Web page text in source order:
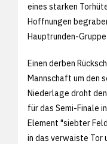
eines starken
Hoffnungen
Hauptrunden-
Einen derben
Mannschaft um den
Niederlage droht
für das Semi-Finale
Element "siebter
in das verwaiste Tor